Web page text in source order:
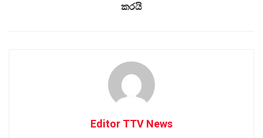
කරයි
Editor TTV News